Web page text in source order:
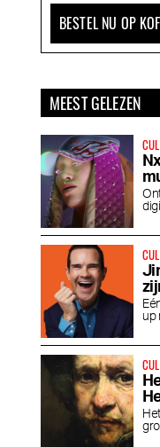
BESTEL NU OP
MEEST GELEZEN
up